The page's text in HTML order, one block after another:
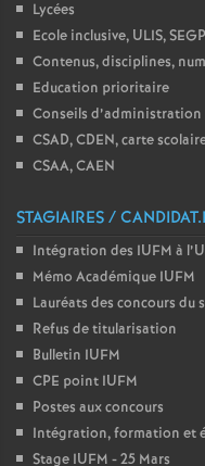
Lycées
Ecole inclusive, ULIS,
Contenus, disciplines,
Education prioritaire
Conseils d’administration
CSAD, CDEN, carte
CSAA, CAEN
STAGIAIRES /
Intégration des IUFM à
Mémo Académique IUFM
Lauréats des concours du
Refus de titularisation
Bulletin IUFM
CPE point IUFM
Postes aux concours
Intégration, formation et
Stage IUFM - 25 Mars